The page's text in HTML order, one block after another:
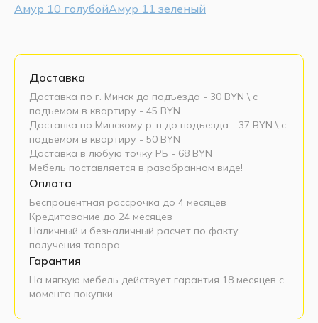
Амур 10 голубойАмур 11 зеленый
Доставка
Доставка по г. Минск до подъезда - 30 BYN \ c
подъемом в квартиру - 45 BYN
Доставка по Минскому р-н до подъезда - 37 BYN \ c
подъемом в квартиру - 50 BYN
Доставка в любую точку РБ - 68 BYN
Мебель поставляется в разобранном виде!
Оплата
Беспроцентная рассрочка до 4 месяцев
Кредитование до 24 месяцев
Наличный и безналичный расчет по факту
получения товара
Гарантия
На мягкую мебель действует гарантия 18 месяцев с
момента покупки